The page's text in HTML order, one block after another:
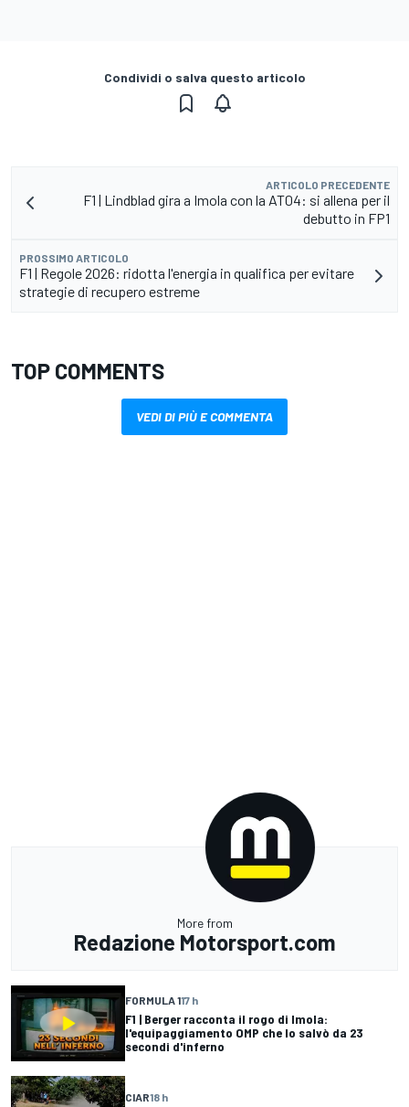
Condividi o salva questo articolo
ARTICOLO PRECEDENTE
F1 | Lindblad gira a Imola con la AT04: si allena per il
debutto in FP1
PROSSIMO ARTICOLO
F1 | Regole 2026: ridotta l'energia in qualifica per evitare
strategie di recupero estreme
TOP COMMENTS
VEDI DI PIÙ E COMMENTA
More from
Redazione Motorsport.com
FORMULA 117 h
F1 | Berger racconta il rogo di Imola:
l'equipaggiamento OMP che lo salvò da 23
secondi d'inferno
CIAR18 h